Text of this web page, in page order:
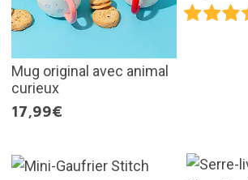
Mug original avec animal
curieux
17,99€